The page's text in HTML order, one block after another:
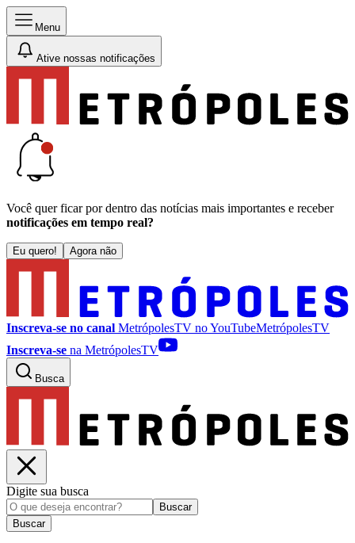
Menu
Ative nossas notificações
Você quer ficar por dentro das notícias mais importantes e receber
notificações em tempo real?
Eu quero! Agora não
Inscreva-se no canal MetrópolesTV noYouTubeMetrópolesTV
Inscreva-se na MetrópolesTV
Busca
Digite sua busca
Buscar
Buscar